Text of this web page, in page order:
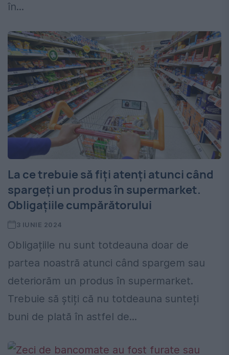
în...
La ce trebuie să fiți atenți atunci când
spargeți un produs în supermarket.
Obligațiile cumpărătorului
3 IUNIE 2024
Obligațiile nu sunt totdeauna doar de
partea noastră atunci când spargem sau
deteriorăm un produs în supermarket.
Trebuie să știți că nu totdeauna sunteți
buni de plată în astfel de...